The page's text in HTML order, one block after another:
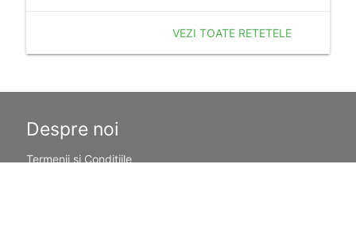
VEZI TOATE RETETELE
Despre noi
Termenii si Conditiile